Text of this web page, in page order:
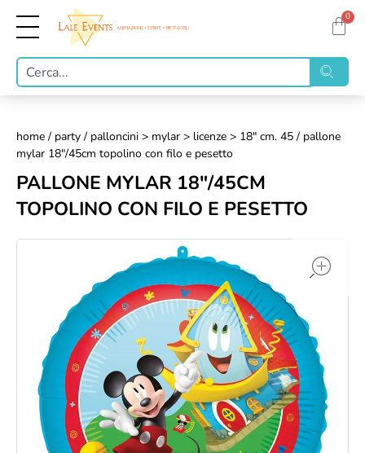
0
home / party / palloncini > mylar > licenze > 18" cm. 45 / pallone
mylar 18"/45cm topolino con filo e pesetto
PALLONE MYLAR 18"/45CM
TOPOLINO CON FILO E PESETTO